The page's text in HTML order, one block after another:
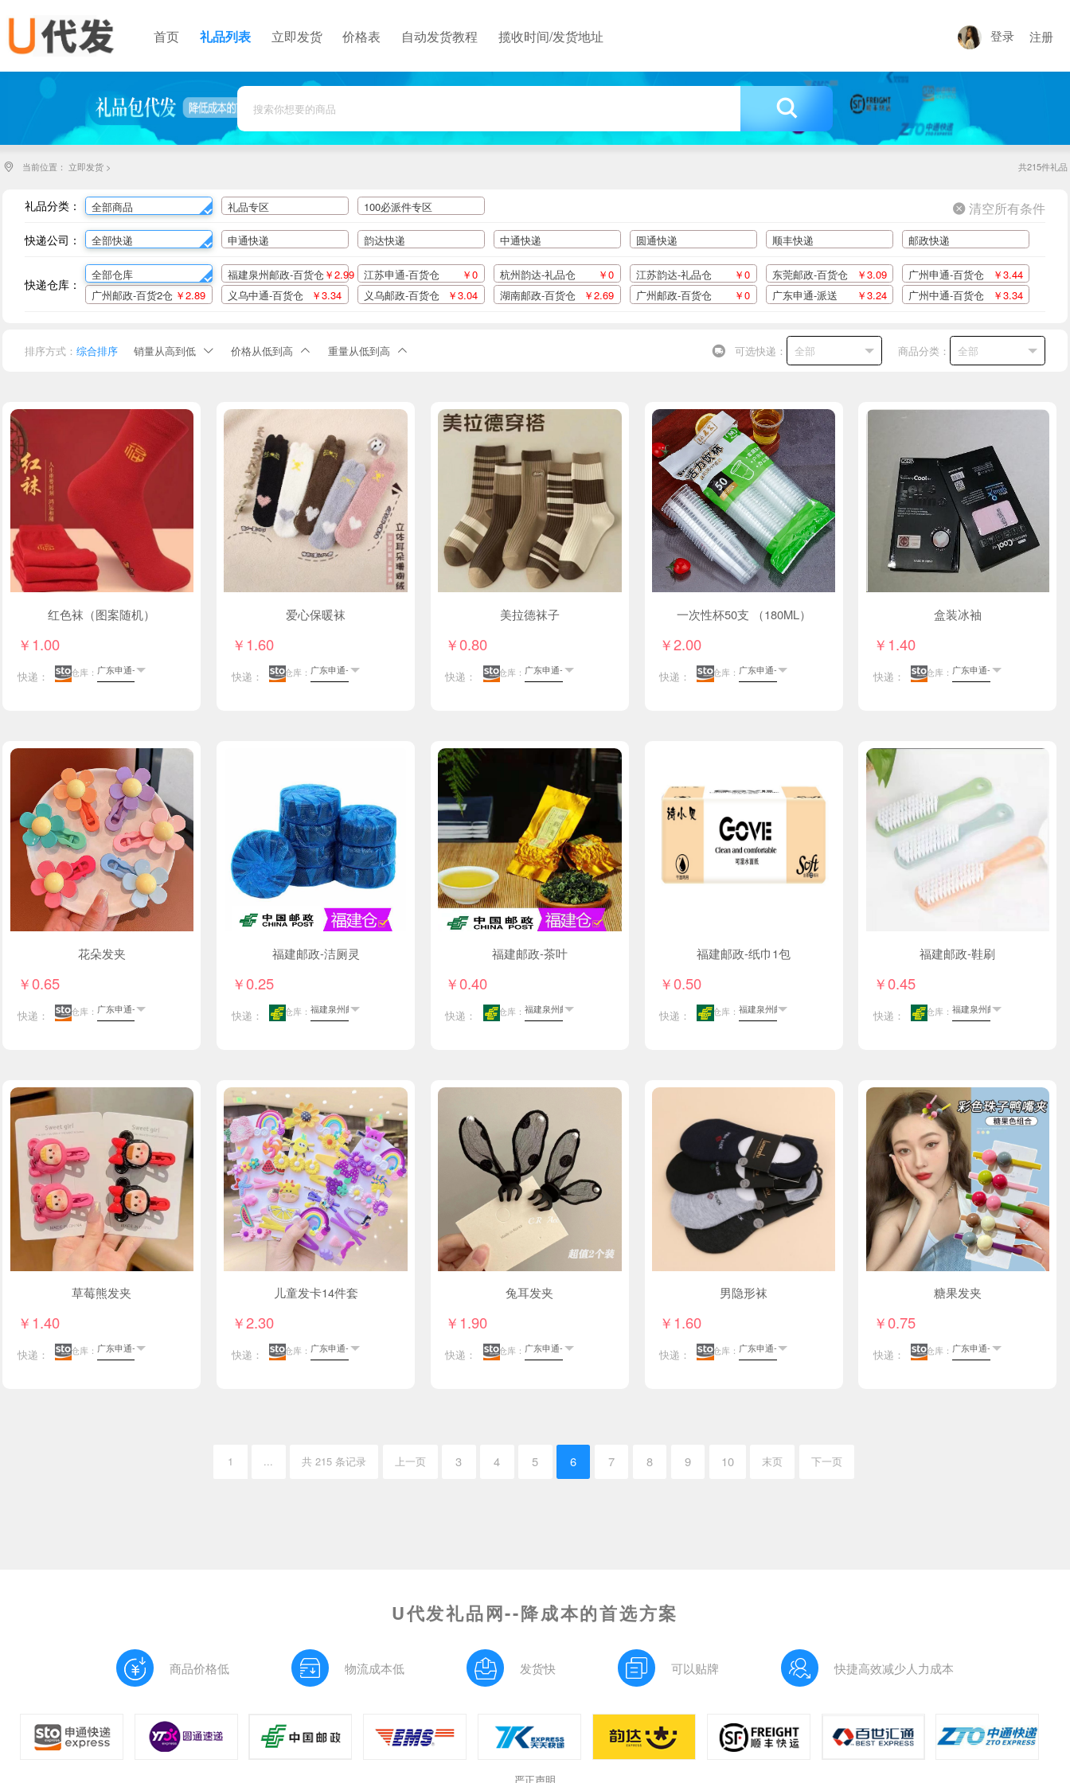
首页 礼品列表 立即发货 价格表 自动发货教程 揽收时间/发货地址 登录 注册

 当前位置： 立即发货> 共215件礼品
礼品分类： 全部商品 礼品专区 100必派件专区
快递公司： 全部快递 申通快递 韵达快递 中通快递 圆通快递 顺丰快递 邮政快递
快递仓库：
全部仓库 福建泉州邮政-百货仓 ￥2.99 江苏申通-百货仓 ￥0 杭州韵达-礼品仓 ￥0 江苏韵达-礼品仓 ￥0 东莞邮政-百货仓 ￥3.09 广州申通-百货仓
￥3.44
广州邮政-百货2仓 ￥2.89 义乌中通-百货仓 ￥3.34 义乌邮政-百货仓 ￥3.04 湖南邮政-百货仓 ￥2.69 广州邮政-百货仓 ￥0 广东申通-派送 ￥3.24 广州中通-百货仓 ￥3.34
 清空所有条件
排序方式：综合排序 销量从高到低  价格从低到高  重量从低到高   可选快递： 商品分类：
红色袜（图案随机）
￥1.00
快递： 仓库：
爱心保暖袜
￥1.60
快递： 仓库：
美拉德袜子
￥0.80
快递： 仓库：
一次性杯50支 （180ML）
￥2.00
快递： 仓库：
盒装冰袖
￥1.40
快递： 仓库：
花朵发夹
￥0.65
快递： 仓库：
福建邮政-洁厕灵
￥0.25
快递： 仓库：
福建邮政-茶叶
￥0.40
快递： 仓库：
福建邮政-纸巾1包
￥0.50
快递： 仓库：
福建邮政-鞋刷
￥0.45
快递： 仓库：
草莓熊发夹
￥1.40
快递： 仓库：
儿童发卡14件套
￥2.30
快递： 仓库：
兔耳发夹
￥1.90
快递： 仓库：
男隐形袜
￥1.60
快递： 仓库：
糖果发夹
￥0.75
快递： 仓库：
1 ... 共 215 条记录 上一页 3 4 5 6 7 8 9 10 末页 下一页
U代发礼品网--降成本的首选方案
商品价格低 物流成本低 发货快 可以贴牌 快捷高效减少人力成本
严正声明